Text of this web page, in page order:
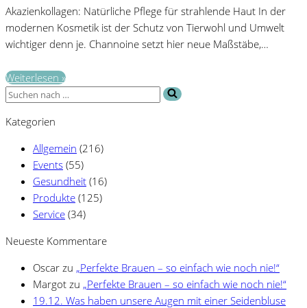
Akazienkollagen: Natürliche Pflege für strahlende Haut In der
modernen Kosmetik ist der Schutz von Tierwohl und Umwelt
wichtiger denn je. Channoine setzt hier neue Maßstäbe,…
Weiterlesen »„Tierwohl
die
kraftvolle
Wirkung
von
Akazienkollagen“
Suchen
Kategorien
Allgemein (216)
Events (55)
Gesundheit (16)
Produkte (125)
Service (34)
Neueste Kommentare
Oscar zu „Perfekte Brauen – so einfach wie noch nie!“
Margot zu „Perfekte Brauen – so einfach wie noch nie!“
19.12. Was haben unsere Augen mit einer Seidenbluse